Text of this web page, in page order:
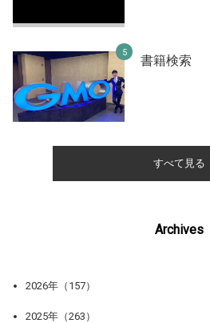
書籍検索
すべて見る
Archives
2026年（157）
2025年（263）